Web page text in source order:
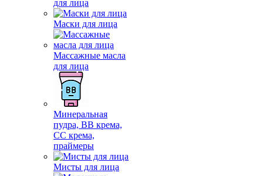
для лица
Маски для лица
Массажные масла
для лица
Минеральная
пудра, BB крема,
СС крема,
праймеры
Мисты для лица